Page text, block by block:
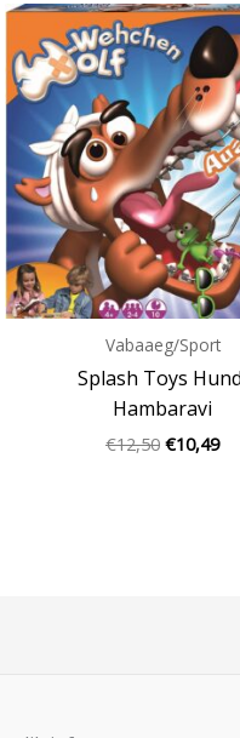
Vabaaeg/Sport
Splash Toys
Hambaravi
€12,50
Algne
hind
oli:
€12,50.
€10,49